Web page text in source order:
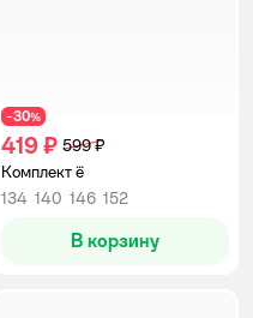
−30%
419 ₽ 599 ₽
Комплект ё
134 140 146 152
В корзину